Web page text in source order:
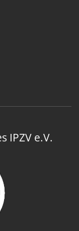
IPZV e.V.